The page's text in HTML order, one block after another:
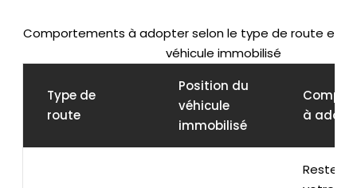
Comportements à adopter selon le type de route et la
véhicule immobilisé
Type de
route
Position du
véhicule
immobilisé
à
Restez